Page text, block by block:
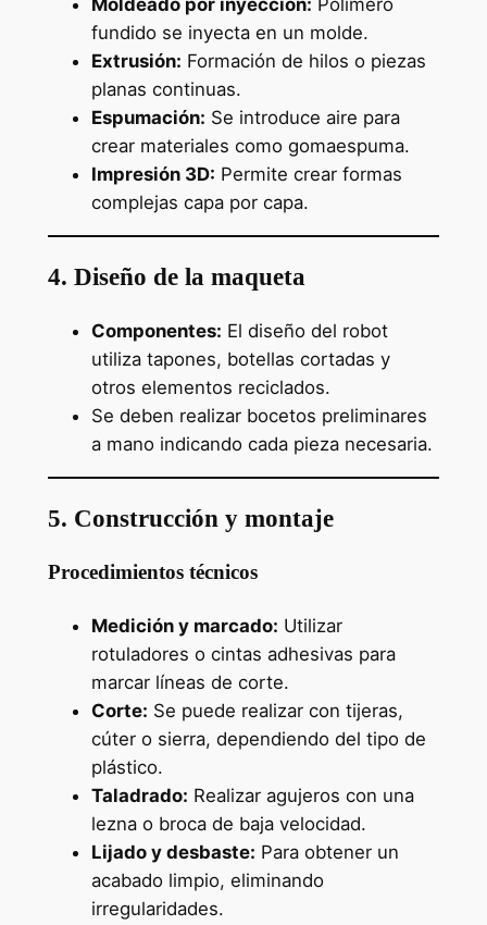
Moldeado por inyección: Polímero
fundido se inyecta en un molde.
Extrusión: Formación de hilos o piezas
planas continuas.
Espumación: Se introduce aire para
crear materiales como gomaespuma.
Impresión 3D: Permite crear formas
complejas capa por capa.
4. Diseño de la maqueta
Componentes: El diseño del robot
utiliza tapones, botellas cortadas y
otros elementos reciclados.
Se deben realizar bocetos preliminares
a mano indicando cada pieza necesaria.
5. Construcción y montaje
Procedimientos técnicos
Medición y marcado: Utilizar
rotuladores o cintas adhesivas para
marcar líneas de corte.
Corte: Se puede realizar con tijeras,
cúter o sierra, dependiendo del tipo de
plástico.
Taladrado: Realizar agujeros con una
lezna o broca de baja velocidad.
Lijado y desbaste: Para obtener un
acabado limpio, eliminando
irregularidades.